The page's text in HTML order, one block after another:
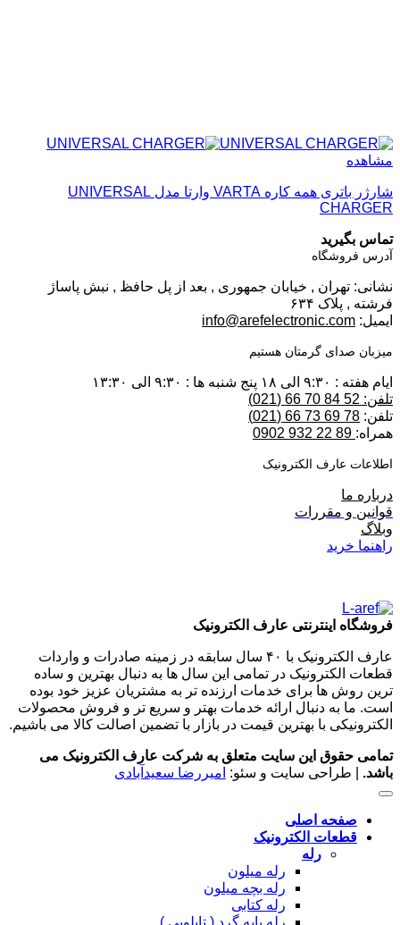
مشاهده
شارژر باتری همه کاره VARTA وارتا مدل UNIVERSAL
CHARGER
تماس بگیرید
آدرس فروشگاه
نشانی: تهران , خیابان جمهوری , بعد از پل حافظ , نبش پاساژ
فرشته , پلاک ۶۳۴
ایمیل: info@arefelectronic.com
میزبان صدای گرمتان هستیم
ایام هفته : ۹:۳۰ الی ۱۸ پنج شنبه ها : ۹:۳۰ الی ۱۳:۳۰
تلفن: 52 84 70 66 (021)
تلفن: 78 69 73 66 (021)
همراه:
اطلاعات عارف الکترونیک
درباره ما
قوانین و مقررات
وبلاگ
راهنما خرید
فروشگاه اینترنتی عارف الکترونیک
عارف الکترونیک با ۴۰ سال سابقه در زمینه صادرات و واردات
قطعات الکترونیک در تمامی این سال ها به دنبال بهترین و ساده
ترین روش ها برای خدمات ارزنده تر به مشتریان عزیز خود بوده
است. ما به دنبال ارائه خدمات بهتر و سریع تر و فروش محصولات
الکترونیکی با بهترین قیمت در بازار با تضمین اصالت کالا می باشیم.
تمامی حقوق این سایت متعلق به شرکت عارف الکترونیک می
باشد. | طراحی سایت و سئو: امیررضا سعیدآبادی
صفحه اصلی
قطعات الکترونیک
رله
رله میلون
رله بچه میلون
رله کتابی
رله پایه گرد ( تابلویی )